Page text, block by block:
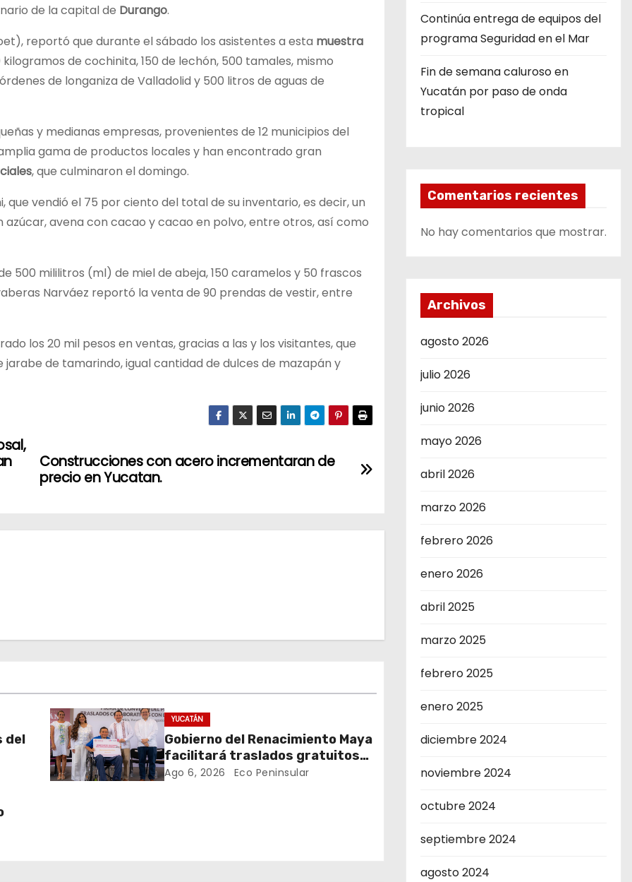
de la capital de Durango.
reportó que durante el sábado los asistentes a esta muestra
de cochinita, 150 de lechón, 500 tamales, mismo
de longaniza de Valladolid y 500 litros de aguas de
y medianas empresas, provenientes de 12 municipios del
gama de productos locales y han encontrado gran
, que culminaron el domingo.
que vendió el 75 por ciento del total de su inventario, es decir, un
avena con cacao y cacao en polvo, entre otros, así como
500 mililitros (ml) de miel de abeja, 150 caramelos y 50 frascos
Narváez reportó la venta de 90 prendas de vestir, entre
los 20 mil pesos en ventas, gracias a las y los visitantes, que
de tamarindo, igual cantidad de dulces de mazapán y
Construcciones con acero incrementaran de
precio en Yucatan.
del
YUCATÁN
Gobierno del Renacimiento Maya
facilitará traslados gratuitos
para usuarias y usuarios del
Ago 6, 2026 Eco Peninsular
Continúa entrega de equipos del
programa Seguridad en el Mar
Fin de semana caluroso en
Yucatán por paso de onda
tropical
Comentarios recientes
No hay comentarios que mostrar.
Archivos
agosto 2026
julio 2026
junio 2026
mayo 2026
abril 2026
marzo 2026
febrero 2026
enero 2026
abril 2025
marzo 2025
febrero 2025
enero 2025
diciembre 2024
noviembre 2024
octubre 2024
septiembre 2024
agosto 2024